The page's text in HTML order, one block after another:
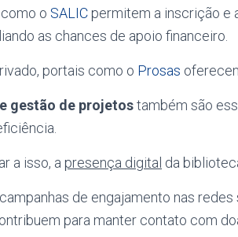
o SALIC permitem a inscrição e
as chances de apoio financeiro.
portais como o Prosas
gestão de projetostambém são
a isso, a presença digital da
de engajamento nas
para manter contato com